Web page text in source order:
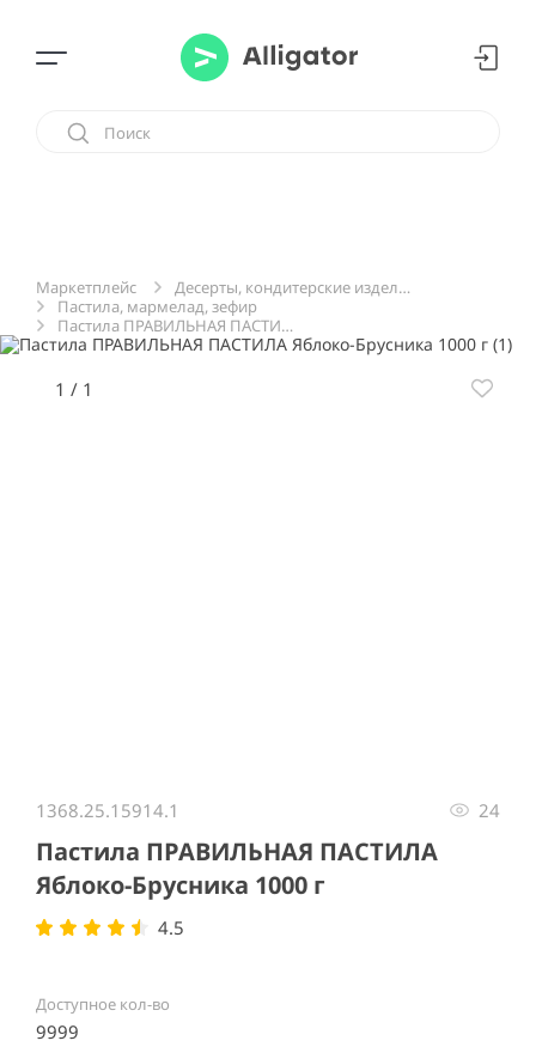
Маркетплейс
Десерты, кондитерские изделия, сладости
Пастила, мармелад, зефир
Пастила ПРАВИЛЬНАЯ ПАСТИЛА Яблоко-Брусника 1000 г
1 / 1
1368.25.15914.1 24
Пастила ПРАВИЛЬНАЯ ПАСТИЛА
Яблоко-Брусника 1000 г
4.5
Доступное кол-во
9999